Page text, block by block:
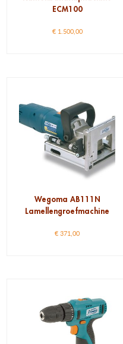
ECM100
€1.500,00
Wegoma AB111N
Lamellengroefmachine
€ 371,00